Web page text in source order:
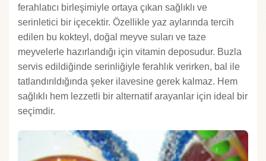
ferahlatıcı birleşimiyle ortaya çıkan sağlıklı ve
serinletici bir içecektir. Özellikle yaz aylarında tercih
edilen bu kokteyl, doğal meyve suları ve taze
meyvelerle hazırlandığı için vitamin deposudur. Buzla
servis edildiğinde serinliğiyle ferahlık verirken, bal ile
tatlandırıldığında şeker ilavesine gerek kalmaz. Hem
sağlıklı hem lezzetli bir alternatif arayanlar için ideal bir
seçimdir.